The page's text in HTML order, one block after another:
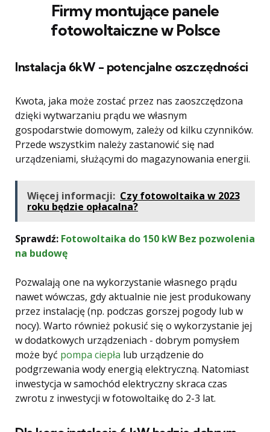
Firmy montujące panele
fotowoltaiczne w Polsce
Instalacja 6kW - potencjalne oszczędności
Kwota, jaka może zostać przez nas zaoszczędzona
dzięki wytwarzaniu prądu we własnym
gospodarstwie domowym, zależy od kilku czynników.
Przede wszystkim należy zastanowić się nad
urządzeniami, służącymi do magazynowania energii.
Więcej informacji: Czy fotowoltaika w 2023
roku będzie opłacalna?
Sprawdź: Fotowoltaika do 150 kW Bez pozwolenia
na budowę
Pozwalają one na wykorzystanie własnego prądu
nawet wówczas, gdy aktualnie nie jest produkowany
przez instalację (np. podczas gorszej pogody lub w
nocy). Warto również pokusić się o wykorzystanie jej
w dodatkowych urządzeniach - dobrym pomysłem
może być pompa ciepła lub urządzenie do
podgrzewania wody energią elektryczną. Natomiast
inwestycja w samochód elektryczny skraca czas
zwrotu z inwestycji w fotowoltaikę do 2-3 lat.